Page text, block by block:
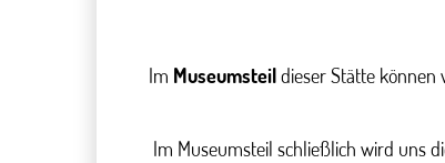
Im Museumsteildieser Stätte können
Im Museumsteil schließlich wird uns